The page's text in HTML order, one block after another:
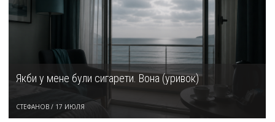
Якби у мене були сигарети. Вона (уривок)
СТЕФАНОВ / 17 ИЮЛЯ